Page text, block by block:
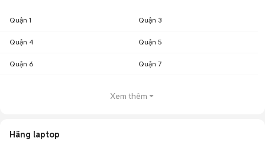
Quận 1 Quận 3
Quận 4 Quận 5
Quận 6 Quận 7
Xem thêm
Hãng laptop